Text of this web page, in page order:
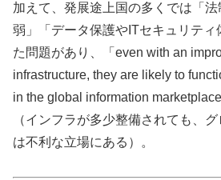
加えて、発展途上国の多くでは「
弱」「データ保護やITセキュリティ
た問題があり、「even with an
infrastructure, they are likely to
in the global information
（インフラが多少整備されても、
は不利な立場にある）。